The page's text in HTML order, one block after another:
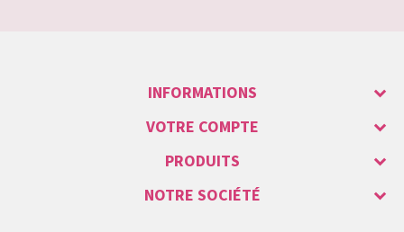
INFORMATIONS
VOTRE COMPTE
PRODUITS
NOTRE SOCIÉTÉ